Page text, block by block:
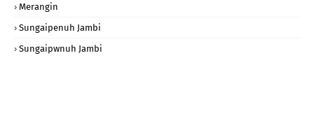
Merangin
Sungaipenuh Jambi
Sungaipwnuh Jambi